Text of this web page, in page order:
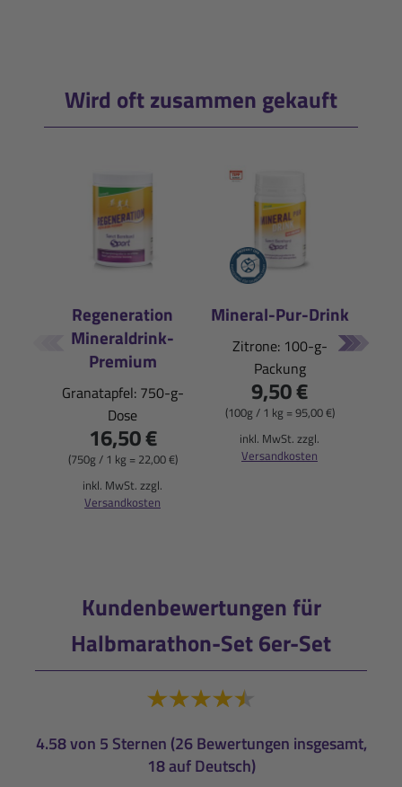
Wird oft zusammen gekauft
Regeneration
Mineraldrink-
Premium
Granatapfel: 750-g-
Dose
16,50 €
(750g / 1 kg = 22,00 €)
inkl. MwSt. zzgl.
Versandkosten
Mineral-Pur-Drink
Zitrone: 100-g-
Packung
9,50 €
(100g / 1 kg = 95,00 €)
inkl. MwSt. zzgl.
Versandkosten
Kundenbewertungen für
Halbmarathon-Set 6er-Set
4.58 von 5 Sternen (26 Bewertungen insgesamt,
18 auf Deutsch)